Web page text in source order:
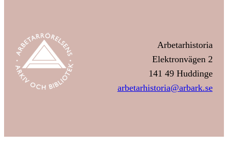
Arbetarhistoria
Elektronvägen 2
141 49 Huddinge
arbetarhistoria@arbark.se